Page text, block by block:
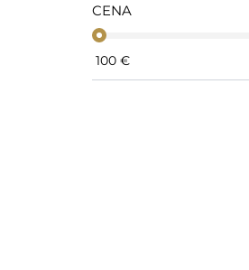
CENA
100 €